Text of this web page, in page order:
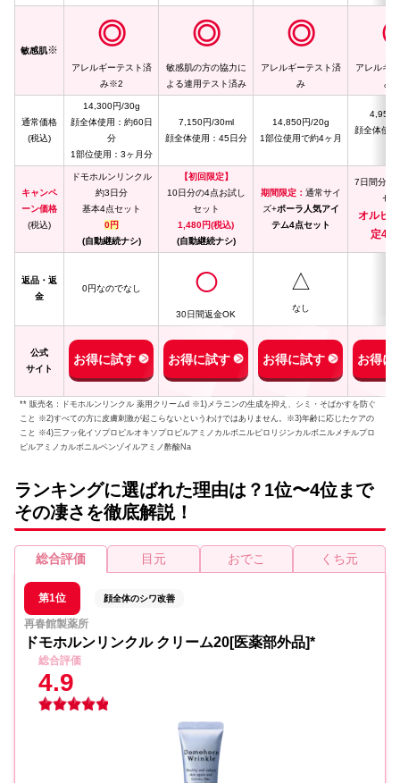
敏感肌※ ◎
アレルギーテスト済
み※2
◎
敏感肌の方の協力に
よる連用テスト済み
◎
アレルギーテスト済
み
アレルギ
み
通常価格
(税込)
14,300円/30g
顔全体使用：約60日
分
1部位使用：3ヶ月分
7,150円/30ml
顔全体使用：45日分
14,850円/20g
1部位使用で約4ヶ月
4,950
顔全体使
キャンペ
ーン価格
(税込)
ドモホルンリンクル
約3日分
基本4点セット
0円
(自動継続ナシ)
【初回限定】
10日分の4点お試し
セット
1,480円(税込)
(自動継続ナシ)
期間限定： 通常サイ
ズ+ポーラ人気アイ
テム4点セット
7日間分の
セ
オルビ
定
返品・返
金
0円なのでなし ◯
30日間返金OK
△
なし
公式
サイト
お得に試す お得に試す お得に試す お得に
** 販売名：ドモホルンリンクル 薬用クリームd ※1)メラニンの生成を抑え、シミ・そばかすを防ぐ
こと ※2)すべての方に皮膚刺激が起こらないというわけではありません。※3)年齢に応じたケアの
こと ※4)三フッ化イソプロピルオキソプロピルアミノカルボニルピロリジンカルボニルメチルプロ
ピルアミノカルボニルベンゾイルアミノ酢酸Na
ランキングに選ばれた理由は？1位〜4位まで
その凄さを徹底解説！
総合評価 目元 おでこ くち元
第1位 顔全体のシワ改善
再春館製薬所
ドモホルンリンクル クリーム20[医薬部外品]*
総合評価
4.9